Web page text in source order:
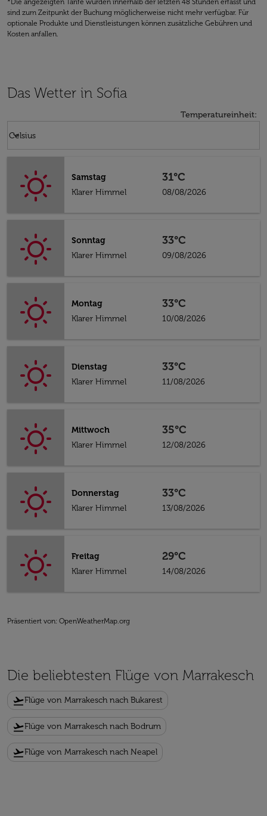
*Die angezeigten Tarife wurden innerhalb der letzten 48 Stunden erfasst und
sind zum Zeitpunkt der Buchung möglicherweise nicht mehr verfügbar. Für
optionale Produkte und Dienstleistungen können zusätzliche Gebühren und
Kosten anfallen.
Das Wetter in Sofia
Temperatureinheit:
Celsius
keyboard_arrow_down
Samstag
Klarer Himmel
31°C
08/08/2026
Sonntag
Klarer Himmel
33°C
09/08/2026
Montag
Klarer Himmel
33°C
10/08/2026
Dienstag
Klarer Himmel
33°C
11/08/2026
Mittwoch
Klarer Himmel
35°C
12/08/2026
Donnerstag
Klarer Himmel
33°C
13/08/2026
Freitag
Klarer Himmel
29°C
14/08/2026
Präsentiert von: OpenWeatherMap.org
Die beliebtesten Flüge von Marrakesch
flight_takeoffFlüge von Marrakesch nach Bukarest
flight_takeoffFlüge von Marrakesch nach Bodrum
flight_takeoffFlüge von Marrakesch nach Neapel